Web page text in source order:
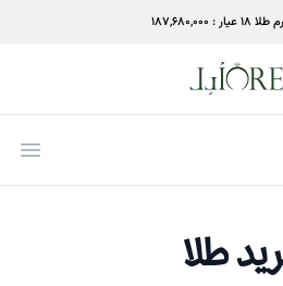
خرید
طلا